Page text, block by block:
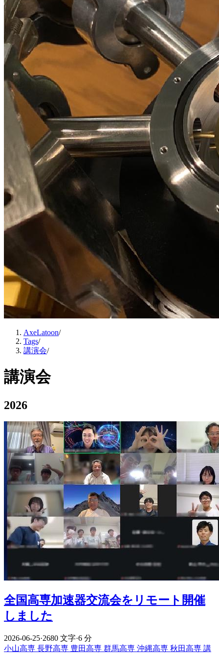
AxeLatoon/
Tags/
講演会/
講演会
2026
全国高専加速器交流会をリモート開催
しました
2026-06-25·2680 文字·6 分
小山高専 長野高専 豊田高専 群馬高専 沖縄高専 秋田高専 講